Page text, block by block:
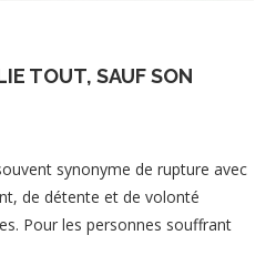
TOUT, SAUF SON
synonyme de rupture avec
de détente et de volonté
Pour les personnes souffrant